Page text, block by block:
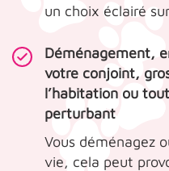
un choix éclairé
Déménagement,
votre conjoint,
l’habitation ou
perturbant
Vous déménagez
vie, cela peut